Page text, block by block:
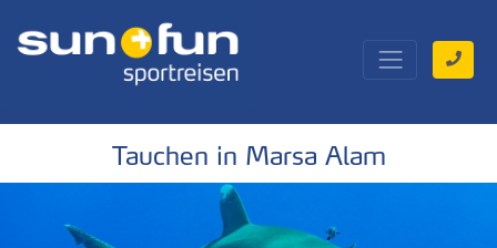
Tauchen in Marsa Alam